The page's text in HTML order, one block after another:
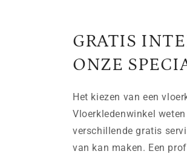
GRATIS
ONZE
Het kiezen van een
Vloerkledenwinkel
verschillende gratis
van kan maken. Een